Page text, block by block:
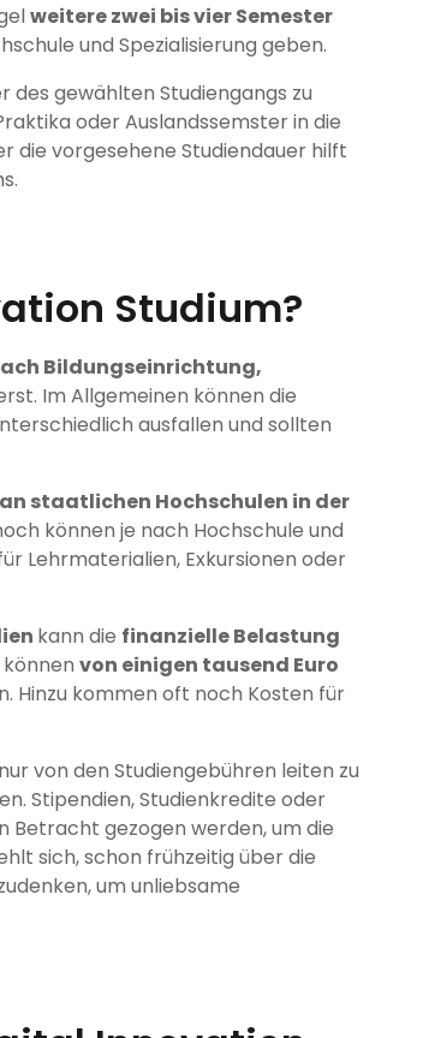
weitere zwei bis vier Semester
und Spezialisierung geben.
des gewählten Studiengangs zu
oder Auslandssemster in die
die vorgesehene Studiendauer hilft
Studium?
Bildungseinrichtung,
Im Allgemeinen können die
ausfallen und sollten
staatlichen Hochschulen in der
können je nach Hochschule und
Lehrmaterialien, Exkursionen oder
kann die finanzielle Belastung
von einigen tausend Euro
Hinzu kommen oft noch Kosten für
von den Studiengebühren leiten zu
Stipendien, Studienkredite oder
Betracht gezogen werden, um die
sich, schon frühzeitig über die
um unliebsame